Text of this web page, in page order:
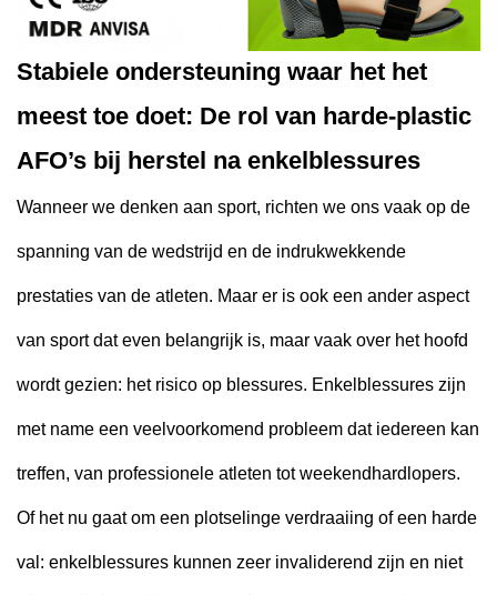
Stabiele ondersteuning waar het het
meest toe doet: De rol van harde-plastic
AFO’s bij herstel na enkelblessures
Wanneer we denken aan sport, richten we ons vaak op de
spanning van de wedstrijd en de indrukwekkende
prestaties van de atleten. Maar er is ook een ander aspect
van sport dat even belangrijk is, maar vaak over het hoofd
wordt gezien: het risico op blessures. Enkelblessures zijn
met name een veelvoorkomend probleem dat iedereen kan
treffen, van professionele atleten tot weekendhardlopers.
Of het nu gaat om een plotselinge verdraaiing of een harde
val: enkelblessures kunnen zeer invaliderend zijn en niet